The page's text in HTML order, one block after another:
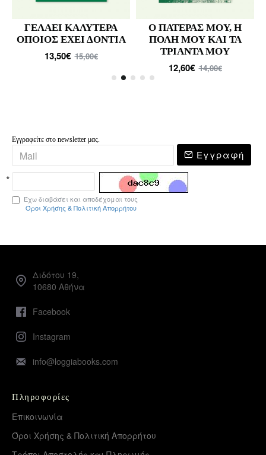
ΓΕΛΑΕΙ ΚΑΛΥΤΕΡΑ
ΟΠΟΙΟΣ ΕΧΕΙ ΔΟΝΤΙΑ
13,50€ 15,00€
Ο ΠΑΤΕΡΑΣ ΜΟΥ, Η
ΠΟΛΗ ΜΟΥ ΚΑΙ ΤΑ
ΤΡΙΑΝΤΑ ΜΟΥ
12,60€ 14,00€
Εγγραφείτε στο newsletter μας.
Εγγραφή
Έχω διαβάσει και αποδέχομαι τους
Όροι Χρήσης & Πολιτική Απορρήτου
Διδότου 19,
10680 Αθήνα
Facebook
Instagram
info@loggiabooks.com
Πληροφορίες
Επικοινωνία
Όροι Χρήσης & Πολιτική Απορρήτου